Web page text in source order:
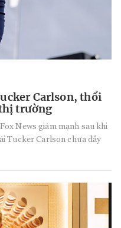
Carlson, thổi
trường
News giảm mạnh sau khi
Tucker Carlson chưa đầy